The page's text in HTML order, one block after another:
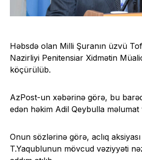
Həbsdə olan Milli Şuranın üzvü
Nazirliyi Penitensiar Xidmətin
köçürülüb.
AzPost-un xəbərinə görə, bu
edən həkim Adil Qeybulla məlumat
Onun sözlərinə görə, aclıq
T.Yaqublunun mövcud vəziyyəti